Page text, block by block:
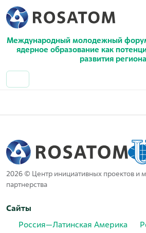
Международный молодежный
ядерное образование как
развития
2026 © Центр инициативных проектов и
партнерства
Сайты
Россия—Латинская Америка